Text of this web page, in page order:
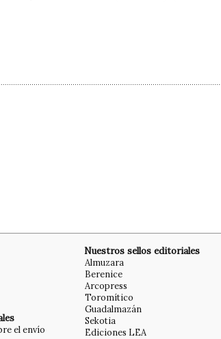
el envío
Nuestros sellos editoriales
Almuzara
Berenice
Arcopress
Toromítico
Guadalmazán
Sekotia
Ediciones LEA